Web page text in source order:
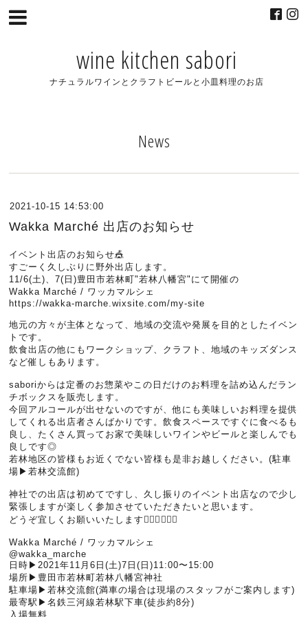
wine kitchen sabori
ナチュラルワインとクラフトビールと小皿料理のお店
News
2021-10-15 14:53:00
Wakka Marché 出店のお知らせ
イベント出店のお知らせ🎪
すごーく久しぶりに野外出店します。
11/6(土)、7(日)豊田市若林町"若林八幡宮"にて開催の
Wakka Marché / ワッカマルシェ
https://wakka-marche.wixsite.com/my-site
地元の方々が主体となって、地域の交流や発展を目的としたイベン
トです。
飲食出店の他にもワークショップ、クラフト、地域のキッズダンス
など催しもあります。
saboriからは定番のお惣菜やこの日だけのお料理を詰め込んだラン
チボックスを販売します。
今回アルコールが出せないのですが、他にも美味しいお料理を提供
してくれる出店者さんばかりです。飲食スペースですぐに食べるも
良し、たくさん買ってお家で美味しいワインやビールと楽しんでも
良しです◎
若林地区の皆様もお近くでない皆様も是非お越しください。(駐車
場▶︎若林交流館)
神社での出店は初めてですし、久し振りのイベント出店なので少し
緊張しますが楽しく参加させていただきたいと思います。
どうぞ宜しくお願いいたします🙇🏻‍♂️🙇🏻‍♀️
Wakka Marché / ワッカマルシェ
@wakka_marche
日時▶︎2021年11月6日(土)7日(日)11:00〜15:00
場所▶︎豊田市若林町若林八幡宮神社
駐車場▶︎若林交流館(満車の場合は現場のスタッフがご案内します)
最寄駅▶︎名鉄三河線若林駅下車(徒歩約8分)
入場無料